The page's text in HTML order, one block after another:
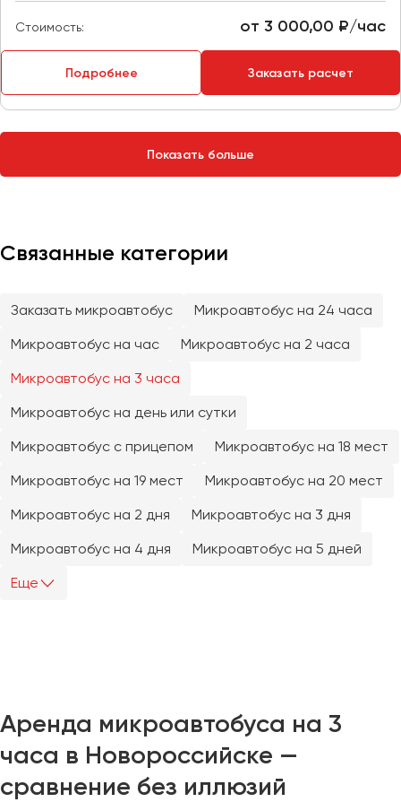
Стоимость: от 3 000,00 ₽/час
Подробнее Заказать расчет
Показать больше
Связанные категории
Заказать микроавтобус
Микроавтобус на 24 часа
Микроавтобус на час
Микроавтобус на 2 часа
Микроавтобус на 3 часа
Микроавтобус на день или сутки
Микроавтобус с прицепом
Микроавтобус на 18 мест
Микроавтобус на 19 мест
Микроавтобус на 20 мест
Микроавтобус на 2 дня
Микроавтобус на 3 дня
Микроавтобус на 4 дня
Микроавтобус на 5 дней
Еще
Аренда микроавтобуса на 3
часа в Новороссийске —
сравнение без иллюзий
Тверь
Томск
Уфа
Хабаровск
Чебоксары
Челябинск
Якутск
Ярославль